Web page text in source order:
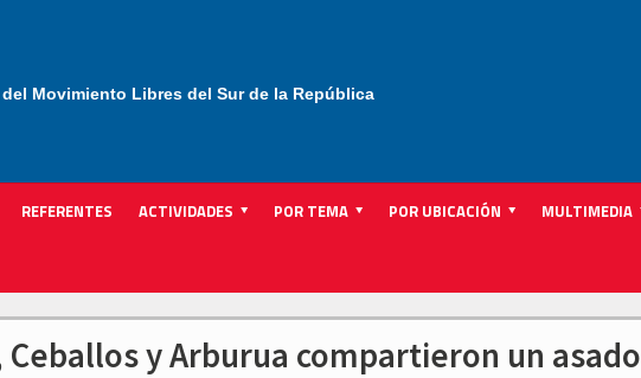
Movimiento Libres del Sur de la República
REFERENTES ACTIVIDADES POR TEMA POR UBICACIÓN MULTIMEDIA
Ceballos y Arburua compartieron un asado